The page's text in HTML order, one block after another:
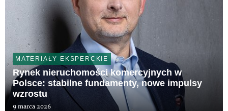
MATERIAŁY EKSPERCKIE
Rynek nieruchomości komercyjnych w
Polsce: stabilne fundamenty, nowe impulsy
wzrostu
9 marca 2026